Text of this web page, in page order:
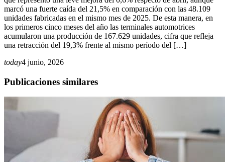
marcó una fuerte caída del 21,5% en comparación con las 48.109
unidades fabricadas en el mismo mes de 2025. De esta manera, en
los primeros cinco meses del año las terminales automotrices
acumularon una producción de 167.629 unidades, cifra que refleja
una retracción del 19,3% frente al mismo período del […]
today4 junio, 2026
Publicaciones similares